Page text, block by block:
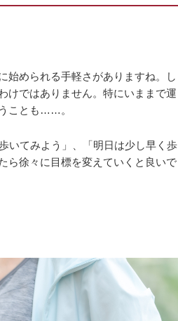
始められる手軽さがありますね。し
けではありません。特にいままで運
ことも……。
いてみよう」、「明日は少し早く歩
ら徐々に目標を変えていくと良いで